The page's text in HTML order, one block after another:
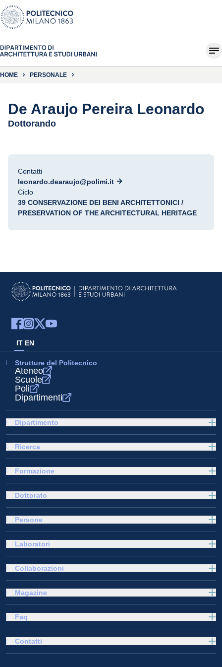
HOME PERSONALE
De Araujo Pereira Leonardo
Dottorando
Contatti
leonardo.dearaujo@polimi.it
Ciclo
39 CONSERVAZIONE DEI BENI ARCHITETTONICI /
PRESERVATION OF THE ARCHITECTURAL HERITAGE
IT EN
Strutture del Politecnico
Ateneo
Scuole
Poli
Dipartimenti
Dipartimento
Ricerca
Formazione
Dottorato
Persone
Laboratori
Collaborazioni
Magazine
Faq
Contatti